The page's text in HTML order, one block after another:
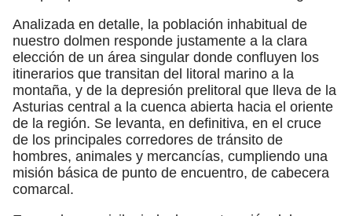
Analizada en detalle, la población inhabitual de
nuestro dolmen responde justamente a la clara
elección de un área singular donde confluyen los
itinerarios que transitan del litoral marino a la
montaña, y de la depresión prelitoral que lleva de la
Asturias central a la cuenca abierta hacia el oriente
de la región. Se levanta, en definitiva, en el cruce
de los principales corredores de tránsito de
hombres, animales y mercancías, cumpliendo una
misión básica de punto de encuentro, de cabecera
comarcal.